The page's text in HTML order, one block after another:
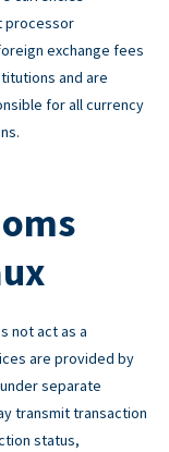
processor
exchange fees
and are
for all currency
not act as a
are provided by
separate
transmit transaction
status,